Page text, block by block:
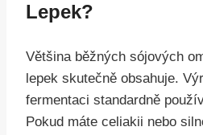
Lepek?
Většina běžných sójových
lepek skutečně obsahuje.
fermentaci standardně
Pokud máte celiakii nebo